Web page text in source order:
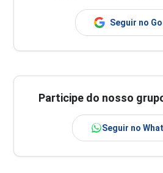
Seguir no
Participe do nosso
Seguir no